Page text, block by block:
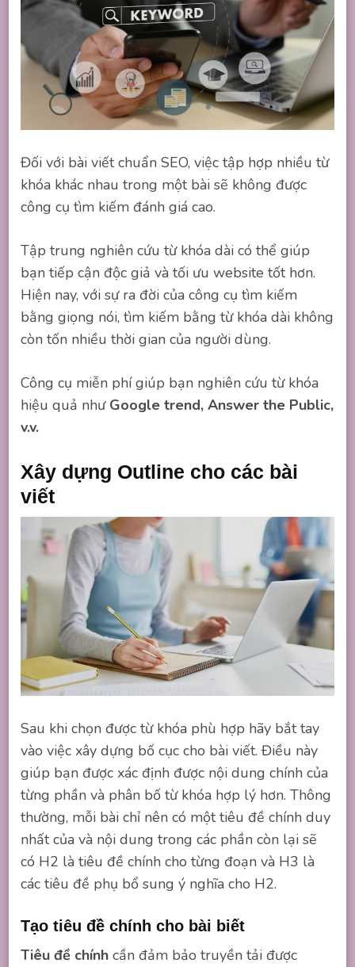
Đối với bài viết chuẩn SEO, việc tập hợp nhiều từ
khóa khác nhau trong một bài sẽ không được
công cụ tìm kiếm đánh giá cao.
Tập trung nghiên cứu từ khóa dài có thể giúp
bạn tiếp cận độc giả và tối ưu website tốt hơn.
Hiện nay, với sự ra đời của công cụ tìm kiếm
bằng giọng nói, tìm kiếm bằng từ khóa dài không
còn tốn nhiều thời gian của người dùng.
Công cụ miễn phí giúp bạn nghiên cứu từ khóa
hiệu quả như Google trend, Answer the Public,
v.v.
Xây dựng Outline cho các bài
viết
Sau khi chọn được từ khóa phù hợp hãy bắt tay
vào việc xây dựng bố cục cho bài viết. Điều này
giúp bạn được xác định được nội dung chính của
từng phần và phân bố từ khóa hợp lý hơn. Thông
thường, mỗi bài chỉ nên có một tiêu đề chính duy
nhất của và nội dung trong các phần còn lại sẽ
có H2 là tiêu đề chính cho từng đoạn và H3 là
các tiêu đề phụ bổ sung ý nghĩa cho H2.
Tạo tiêu đề chính cho bài biết
Tiêu đề chínhcần đảm bảo truyền tải được